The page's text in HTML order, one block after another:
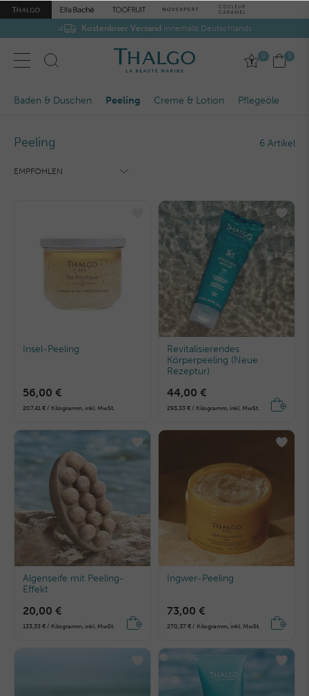
Kostenloser Versand innerhalb Deutschlands
0 0
Baden & Duschen Peeling Creme & Lotion Pflegeöle
Peeling 6 Artikel
Insel-Peeling
56,00 €
207,41 € / Kilogramm, inkl. MwSt.
Revitalisierendes
Körperpeeling (Neue
Rezeptur)
44,00 €
293,33 € / Kilogramm, inkl. MwSt.
Algenseife mit Peeling-
Effekt
20,00 €
133,33 € / Kilogramm, inkl. MwSt.
Ingwer-Peeling
73,00 €
270,37 € / Kilogramm, inkl. MwSt.